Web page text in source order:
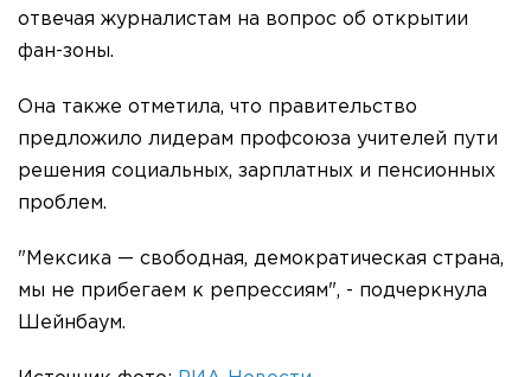
отвечая журналистам на вопрос об открытии
фан-зоны.
Она также отметила, что правительство
предложило лидерам профсоюза учителей пути
решения социальных, зарплатных и пенсионных
проблем.
"Мексика — свободная, демократическая страна,
мы не прибегаем к репрессиям", - подчеркнула
Шейнбаум.